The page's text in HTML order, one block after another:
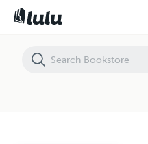
La Russia dalla Guerra Civile alla